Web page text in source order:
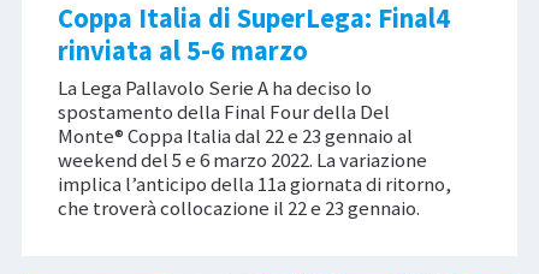
Coppa Italia di SuperLega: Final4
rinviata al 5-6 marzo
La Lega Pallavolo Serie A ha deciso lo
spostamento della Final Four della Del
Monte® Coppa Italia dal 22 e 23 gennaio al
weekend del 5 e 6 marzo 2022. La variazione
implica l’anticipo della 11a giornata di ritorno,
che troverà collocazione il 22 e 23 gennaio.